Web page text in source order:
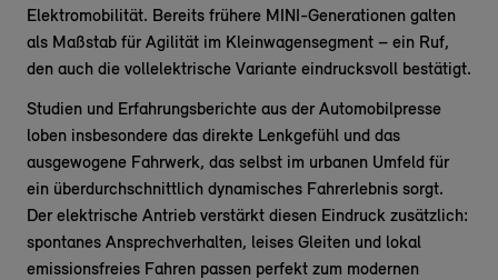
Elektromobilität. Bereits frühere MINI-Generationen galten
als Maßstab für Agilität im Kleinwagensegment – ein Ruf,
den auch die vollelektrische Variante eindrucksvoll bestätigt.
Studien und Erfahrungsberichte aus der Automobilpresse
loben insbesondere das direkte Lenkgefühl und das
ausgewogene Fahrwerk, das selbst im urbanen Umfeld für
ein überdurchschnittlich dynamisches Fahrerlebnis sorgt.
Der elektrische Antrieb verstärkt diesen Eindruck zusätzlich:
spontanes Ansprechverhalten, leises Gleiten und lokal
emissionsfreies Fahren passen perfekt zum modernen